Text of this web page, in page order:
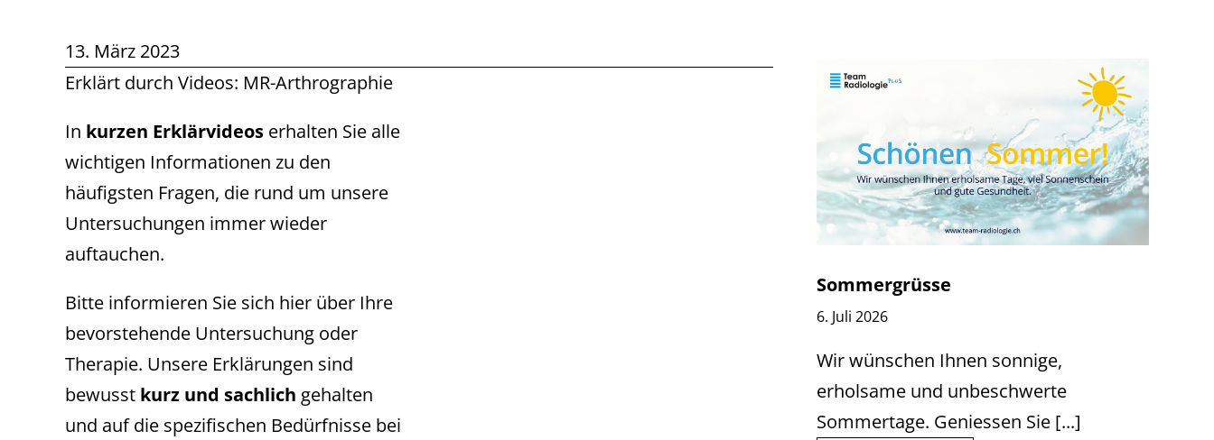
13. März 2023
Erklärt durch Videos: MR-Arthrographie
In kurzen Erklärvideoserhalten Sie alle
wichtigen Informationen zu den
häufigsten Fragen, die rund um unsere
Untersuchungen immer wieder
auftauchen.
Bitte informieren Sie sich hier über Ihre
bevorstehende Untersuchung oder
Therapie. Unsere Erklärungen sind
bewusst kurz und sachlich gehalten
und auf die spezifischen Bedürfnisse bei
Sommergrüsse
6. Juli 2026
Wir wünschen Ihnen sonnige,
erholsame und unbeschwerte
Sommertage. Geniessen Sie [...]